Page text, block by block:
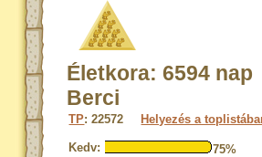
Életkora: 6594
Berci
TP: 22572 Helyezés a
Kedv:
75%